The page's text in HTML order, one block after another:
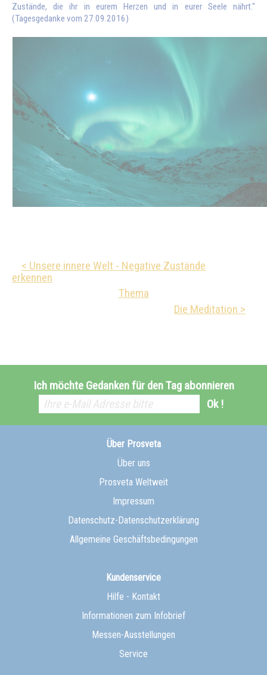
Zustände, die ihr in eurem Herzen und in eurer Seele nährt."
(Tagesgedanke vom 27.09.2016)
< Unsere innere Welt - Negative Zustände
erkennen
Thema
Die Meditation >
Ich möchte Gedanken für den Tag abonnieren
Ok !
Über Prosveta
Über uns
Prosveta Weltweit
Impressum
Datenschutz-Datenschutzerklärung
Allgemeine Geschäftsbedingungen
Kundenservice
Hilfe - Kontakt
Informationen zum Infobrief
Messen-Ausstellungen
Service